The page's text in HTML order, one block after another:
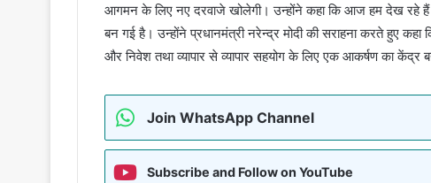
आगमन के लिए नए दरवाजे खोलेगी। उन्होंने कहा कि आज हम देख रहे हैं
बन गई है। उन्होंने प्रधानमंत्री नरेन्द्र मोदी की सराहना करते हुए
और निवेश तथा व्यापार से व्यापार सहयोग के लिए एक आकर्षण का केंद्र
Join WhatsApp Channel
Subscribe and Follow on YouTube